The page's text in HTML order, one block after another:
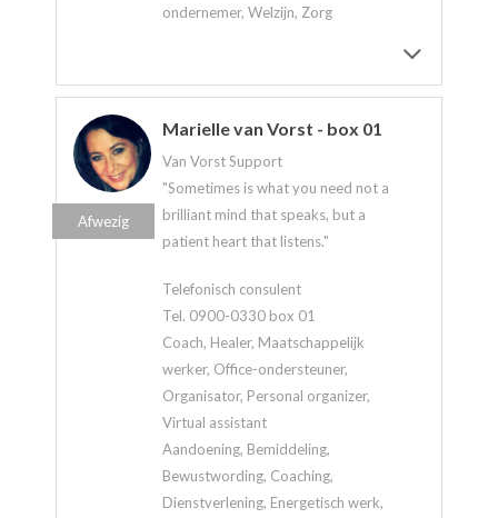
ondernemer, Welzijn, Zorg
Marielle van Vorst - box 01
Van Vorst Support
"Sometimes is what you need not a
brilliant mind that speaks, but a
patient heart that listens."
Telefonisch consulent
Tel. 0900-0330 box 01
Coach, Healer, Maatschappelijk
werker, Office-ondersteuner,
Organisator, Personal organizer,
Virtual assistant
Aandoening, Bemiddeling,
Bewustwording, Coaching,
Dienstverlening, Energetisch werk,
Afwezig